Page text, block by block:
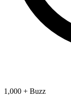
1,000 + Buzz